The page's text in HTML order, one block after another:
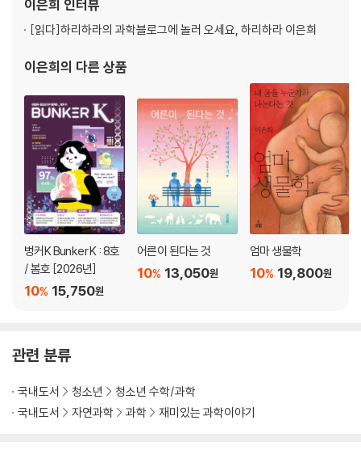
만능 유전자 가위를 찾아내다
유전자 치료제를 만들다
술상을 수상하며 본격적으로 과학저술 작업을 시작했다. 현재 한양대
에서 과
이은희 인터뷰
[읽다]하리하라의 과학블로그에 놀러 오세요, 하리하라 이은희
이은희의 다른 상품
벙커K Bunker K : 8호
/ 봄호 [2026년]
15,750원
10%
어른이 된다는 것
13,050원
10%
엄마 생물학
19,800원
10%
관련 분류
국내도서 청소년
청소년 수학/과학
국내도서
자연과학 과학 재미있는 과학이야기